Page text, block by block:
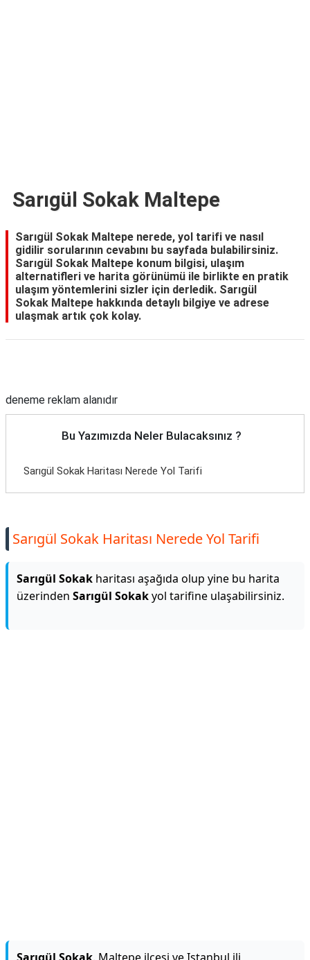
Sarıgül Sokak Maltepe
Sarıgül Sokak Maltepe nerede, yol tarifi ve nasıl
gidilir sorularının cevabını bu sayfada bulabilirsiniz.
Sarıgül Sokak Maltepe konum bilgisi, ulaşım
alternatifleri ve harita görünümü ile birlikte en pratik
ulaşım yöntemlerini sizler için derledik. Sarıgül
Sokak Maltepe hakkında detaylı bilgiye ve adrese
ulaşmak artık çok kolay.
deneme reklam alanıdır
Bu Yazımızda Neler Bulacaksınız ?
Sarıgül Sokak Haritası Nerede Yol Tarifi
Sarıgül Sokak Haritası Nerede Yol Tarifi
Sarıgül Sokak haritası aşağıda olup yine bu harita
üzerinden Sarıgül Sokakyol tarifine ulaşabilirsiniz.